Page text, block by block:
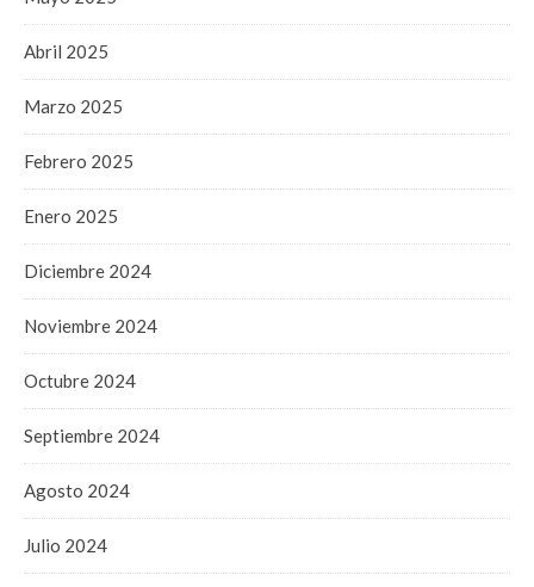
Abril 2025
Marzo 2025
Febrero 2025
Enero 2025
Diciembre 2024
Noviembre 2024
Octubre 2024
Septiembre 2024
Agosto 2024
Julio 2024